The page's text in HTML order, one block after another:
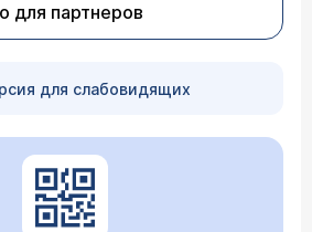
для партнеров
для слабовидящих